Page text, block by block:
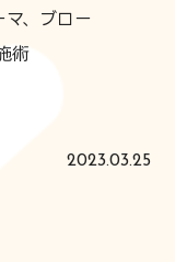
マ、ブロー
術
2023.03.25